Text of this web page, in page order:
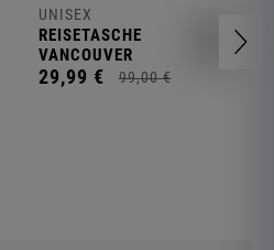
UNISEX
REISETASCHE
VANCOUVER
29,99 € 99,00 €